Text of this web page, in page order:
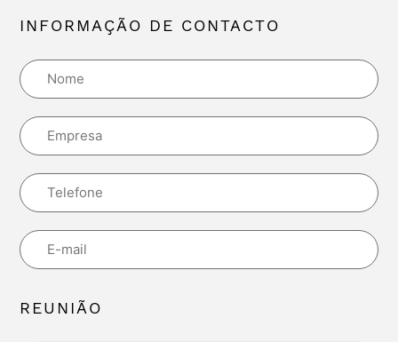
INFORMAÇÃO DE CONTACTO
REUNIÃO